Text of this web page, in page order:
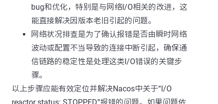
bug和优化，特别是与网络I/O相关的改进，这
能直接解决因版本老旧引起的问题。
网络状况排查是为了确认报错是否由瞬时网络
波动或配置不当导致的连接中断引起，确保通
信链路的稳定性是处理这类I/O错误的关键步
骤。
以上步骤应能有效定位并解决Nacos中关于“I/O